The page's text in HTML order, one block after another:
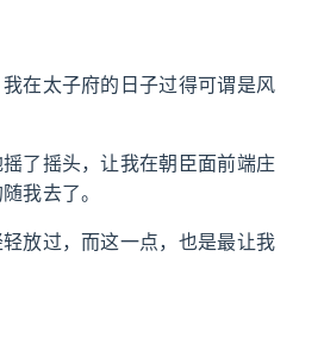
在太子府的日子过得可谓是风
了摇头，让我在朝臣面前端庄
我去了。
放过，而这一点，也是最让我